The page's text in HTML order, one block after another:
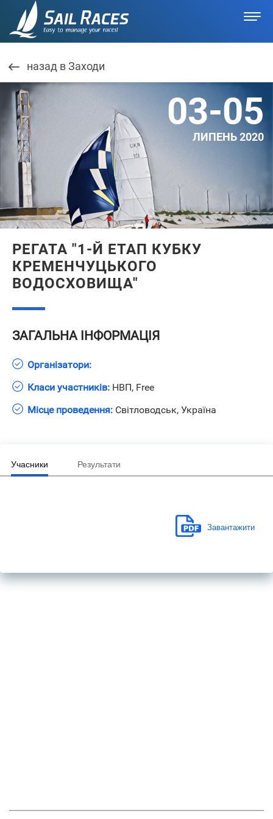
назад в Заходи
03-05
ЛИПЕНЬ 2020
РЕГАТА "1-Й ЕТАП КУБКУ
КРЕМЕНЧУЦЬКОГО
ВОДОСХОВИЩА"
ЗАГАЛЬНА ІНФОРМАЦІЯ
Організатори:
Класи участників: НВП, Free
Місце проведення: Світловодськ, Україна
Учасники Результати
Завантажити